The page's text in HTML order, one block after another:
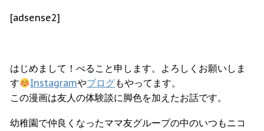
[adsense2]
はじめまして！べること申します。よろしくお願いしま
す
Instagramやブログもやってます。
この漫画は友人の体験談に脚色を加えたお話です。
幼稚園で仲良くなったママ友グループの中のいつもニコ